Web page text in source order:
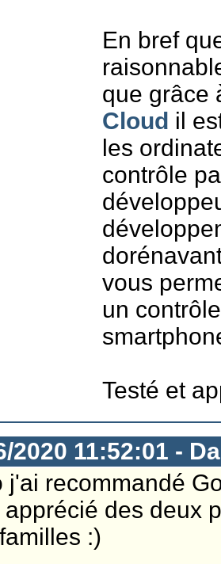
En bref
que grâce
Cloud il
les
contrôle
vous
un
Testé et
2020 11:52:01 -
j'ai recommandé
apprécié des deux
:)